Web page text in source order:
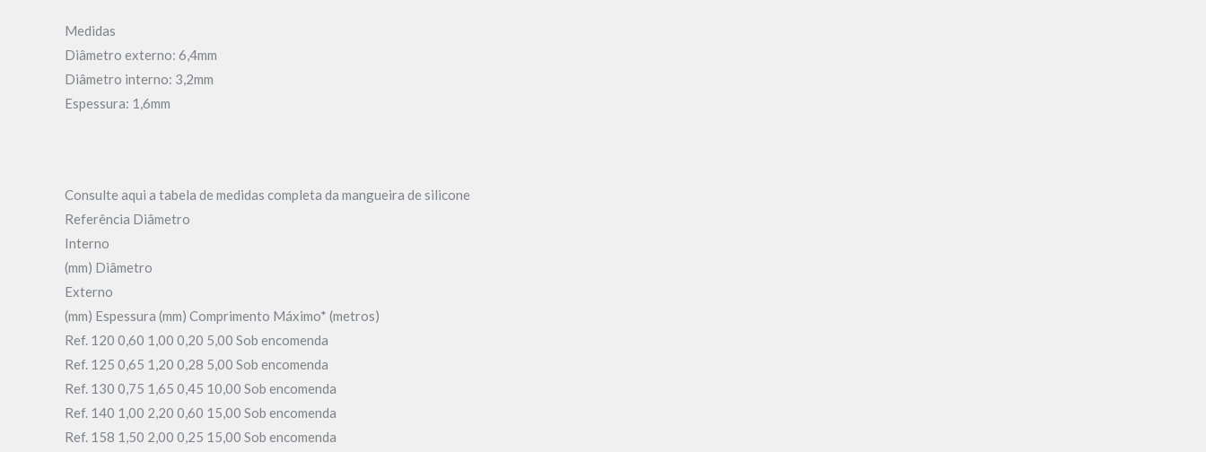
Medidas
Diâmetro externo: 6,4mm
Diâmetro interno: 3,2mm
Espessura: 1,6mm
Consulte aqui a tabela de medidas completa da mangueira de silicone
Referência Diâmetro
Interno
(mm) Diâmetro
Externo
(mm) Espessura (mm) Comprimento Máximo* (metros)
Ref. 120 0,60 1,00 0,20 5,00 Sob encomenda
Ref. 125 0,65 1,20 0,28 5,00 Sob encomenda
Ref. 130 0,75 1,65 0,45 10,00 Sob encomenda
Ref. 140 1,00 2,20 0,60 15,00 Sob encomenda
Ref. 158 1,50 2,00 0,25 15,00 Sob encomenda